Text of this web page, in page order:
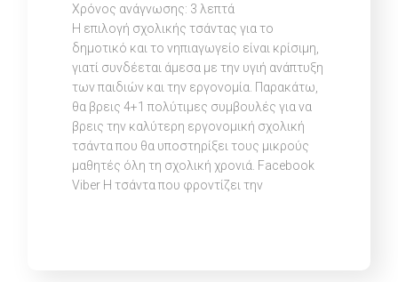
Χρόνος ανάγνωσης: 3 λεπτά
Η επιλογή σχολικής τσάντας για το
δημοτικό και το νηπιαγωγείο είναι κρίσιμη,
γιατί συνδέεται άμεσα με την υγιή ανάπτυξη
των παιδιών και την εργονομία. Παρακάτω,
θα βρεις 4+1 πολύτιμες συμβουλές για να
βρεις την καλύτερη εργονομική σχολική
τσάντα που θα υποστηρίξει τους μικρούς
μαθητές όλη τη σχολική χρονιά. Facebook
Viber Η τσάντα που φροντίζει την